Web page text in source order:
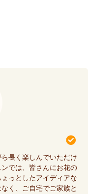
長く楽しんでいただけ
では、皆さんにお花の
っとしたアイディアな
く、ご自宅でご家族と